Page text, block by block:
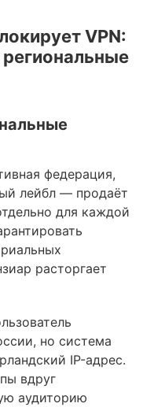
VPN:
федерация,
лейбл — продаёт
для каждой
расторгает
но система
IP-адрес.
вдруг
аудиторию